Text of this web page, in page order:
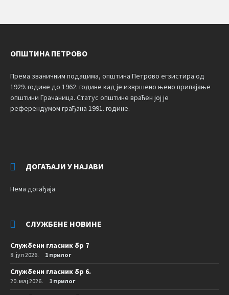
ОПШТИНА ПЕТРОВО
Према званичним подацима, општина Петрово егзистира од
1929. године до 1962. године кад је извршено њено припајање
општини Грачаница. Статус општине враћен јој је
референдумом грађана 1991. године.
ДОГАЂАЈИ У НАЈАВИ
Нема догађаја
СЛУЖБЕНЕ НОВИНЕ
Службени гласник бр 7
8. јул 2026. 1 прилог
Службени гласник бр 6.
20. мај 2026. 1 прилог